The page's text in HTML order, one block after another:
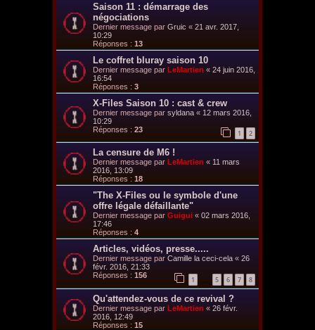
Saison 11 : démarrage des
négociations
Dernier message par Gruic « 21 avr. 2017,
10:29
Réponses : 13
Le coffret bluray saison 10
Dernier message par LeMartien « 24 juin 2016,
16:54
Réponses : 3
X-Files Saison 10 : cast & crew
Dernier message par syldana « 12 mars 2016,
10:29
Réponses : 23 1 2
La censure de M6 !
Dernier message par LeMartien « 11 mars
2016, 13:09
Réponses : 18
"The X-Files ou le symbole d'une
offre légale défaillante"
Dernier message par Guigui « 02 mars 2016,
17:46
Réponses : 4
Articles, vidéos, presse.....
Dernier message par Camille la ceci-cela « 26
févr. 2016, 21:33
Réponses : 156 1 5 6 7 8
Qu'attendez-vous de ce revival ?
Dernier message par LeMartien « 26 févr.
2016, 12:49
Réponses : 15